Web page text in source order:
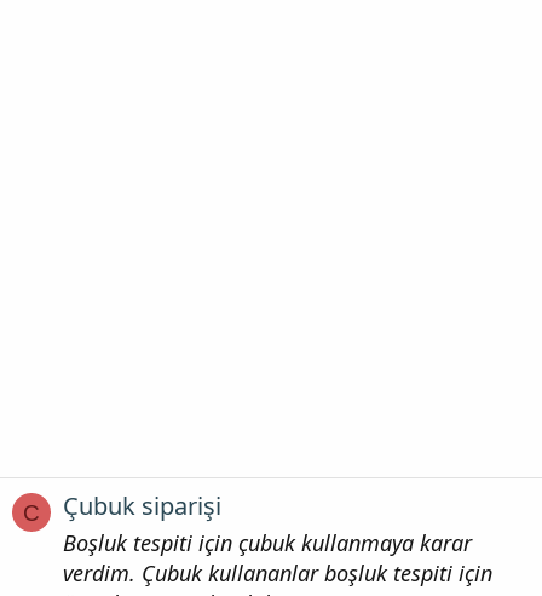
C Çubuk siparişi
Boşluk tespiti için çubuk kullanmaya karar
verdim. Çubuk kullananlar boşluk tespiti için